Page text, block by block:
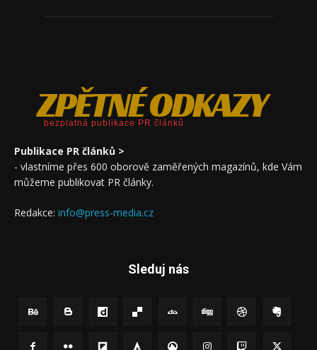
ZPĚTNÉ ODKAZY
bezplatná publikace PR článků
Publikace PR článků >
- vlastníme přes 600 oborově zaměřených magazínů, kde Vám
můžeme publikovat PR články.
Redakce: info@press-media.cz
Sleduj nás